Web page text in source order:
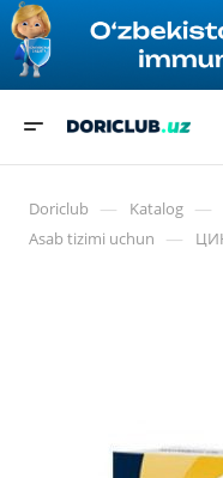
Doriclub — Katalog —
Asab tizimi uchun —